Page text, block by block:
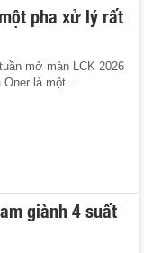
pha xử lý rất
mở màn LCK 2026
là một ...
giành 4 suất